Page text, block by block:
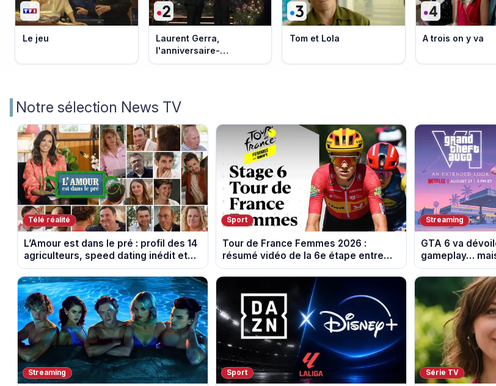
Le jeu
Laurent Gerra,
l'anniversaire-
événement
Tom et Lola A trois on y va
Notre sélection News TV
Télé réalité
L’Amour est dans le pré : profil des 14
agriculteurs, speed dating inédit et
de nouvelles histoires d’amour
Sport
Tour de France Femmes 2026 :
résumé vidéo de la 6e étape entre
Montbrison et Tournon-sur-Rhône
Streaming
GTA 6 va
gameplay…
Streaming Sport Série TV